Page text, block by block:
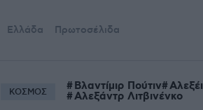
Ελλάδα Πρωτοσέλιδα
ΚΟΣΜΟΣ Βλαντίμιρ Πούτιν
Αλεξάντρ Λιτβινένκο